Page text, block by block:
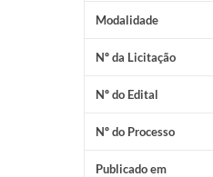
Modalidade
Nº da Licitação
Nº do Edital
Nº do Processo
Publicado em